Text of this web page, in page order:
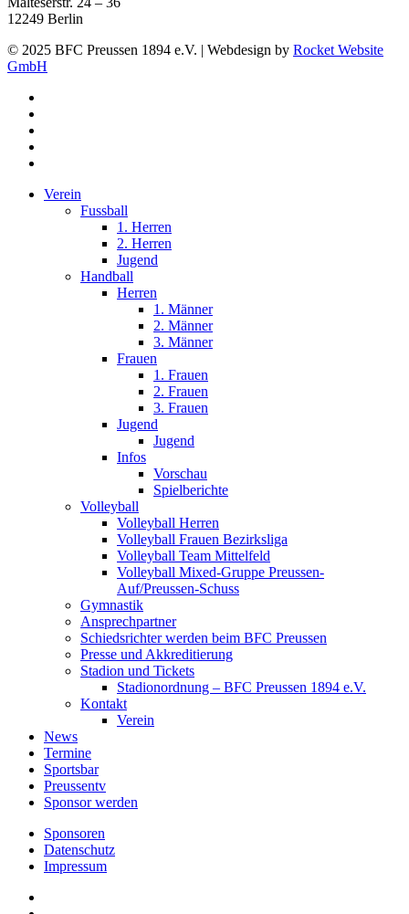
12249 Berlin
© 2025 BFC Preussen 1894 e.V. | Webdesign by Rocket Website
GmbH
Close
Verein
Fussball
1. Herren
2. Herren
Jugend
Handball
Herren
1. Männer
2. Männer
3. Männer
Frauen
1. Frauen
2. Frauen
3. Frauen
Jugend
Jugend
Infos
Vorschau
Spielberichte
Volleyball
Volleyball Herren
Volleyball Frauen Bezirksliga
Volleyball Team Mittelfeld
Volleyball Mixed-Gruppe Preussen-
Auf/Preussen-Schuss
Gymnastik
Ansprechpartner
Schiedsrichter werden beim BFC Preussen
Presse und Akkreditierung
Stadion und Tickets
Stadionordnung – BFC Preussen 1894 e.V.
Kontakt
Verein
News
Termine
Sportsbar
Preussentv
Sponsor werden
Sponsoren
Datenschutz
Impressum